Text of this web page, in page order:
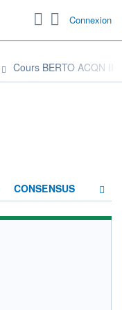
Connexion
Cours BERTO ACQN II
CONSENSUS